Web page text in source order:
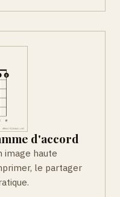
d'accord
image haute
le partager